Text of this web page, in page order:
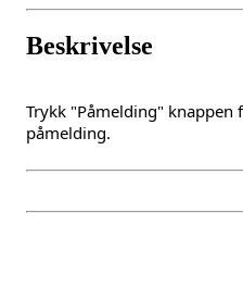
Beskrivelse
Trykk "Påmelding"
påmelding.